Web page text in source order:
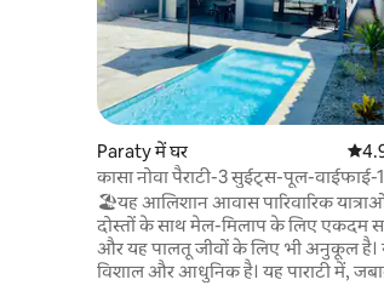
Paraty में घर औसत
कासा नोवा पैराटी-3 सुईट्स-पूल-वाईफाई-
मीटर दूर समुद्र तट
🏖️यह आलिशान आवास पारिवारिक
दोस्तों के साथ मेल-मिलाप के लिए एकदम
और यह पालतू जीवों के लिए भी अनुकूल है।
विशाल और आधुनिक है। यह पाराटी में,